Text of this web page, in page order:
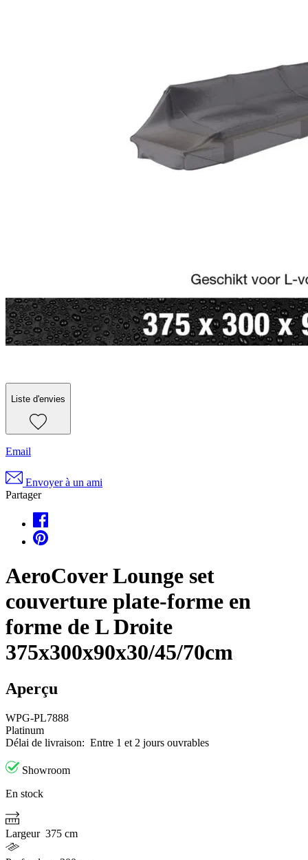
Liste d'envies
Email
Envoyer à un ami
Partager
AeroCover Lounge set
couverture plate-forme en
forme de L Droite
375x300x90x30/45/70cm
Aperçu
WPG-PL7888
Platinum
Délai de livraison: Entre 1 et 2 jours ouvrables
Showroom
En stock
Largeur 375 cm